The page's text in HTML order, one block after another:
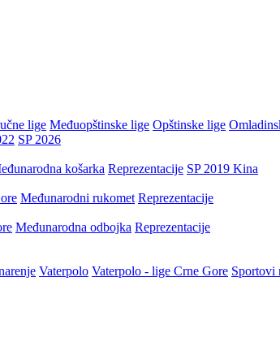
lige Međuopštinske lige Opštinske lige
SP 2026
košarka Reprezentacije SP 2019 Kina
Međunarodni rukomet Reprezentacije
Međunarodna odbojka Reprezentacije
Vaterpolo Vaterpolo - lige Crne Gore Sportovi